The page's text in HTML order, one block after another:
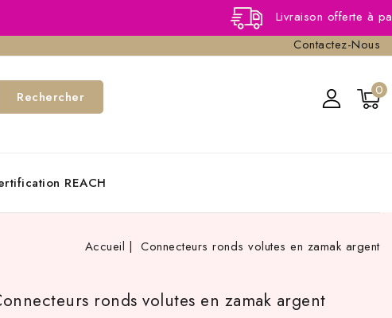
Livraison offerte à partir de
Contactez-Nous
0
Rechercher
REACH
Accueil Connecteurs ronds volutes en zamak argent
ronds volutes en zamak argent